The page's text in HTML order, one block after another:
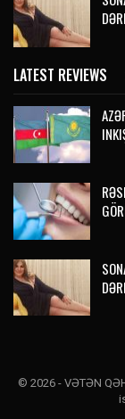
LATEST REVIEWS
© 2026 - VƏTƏN